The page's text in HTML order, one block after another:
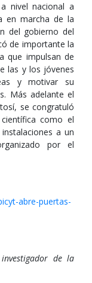
nivel nacional a
en marcha de la
del gobierno del
de importante la
que impulsan de
las y los jóvenes
y motivar su
Más adelante el
se congratuló
como el
a un
por el
abre-puertas-
de la